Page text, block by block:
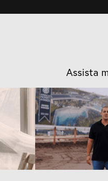
Assista
Dorata
Seasons |